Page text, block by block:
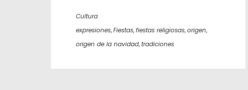
Cultura
expresiones,Fiestas,fiestas religiosas,origen,
origen de la navidad,tradiciones